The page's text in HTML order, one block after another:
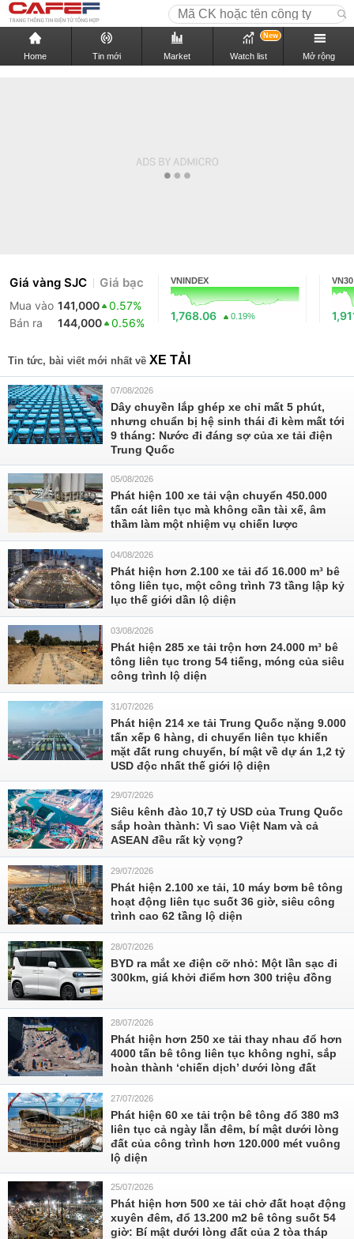
Home Tin mới Market Watch list
New
Mở rộng
Giá vàng SJC Giá bạc
Mua vào 141,000
0.57%
Bán ra
144,000 0.56%
VNINDEX
1,768.06 0.19%
VN30
Tin tức, bài viết mới nhất về XE TẢI
07/08/2026
Dây chuyền lắp ghép xe chỉ mất 5 phút,
nhưng chuẩn bị hệ sinh thái đi kèm mất tới
9 tháng: Nước đi đáng sợ của xe tải điện
Trung Quốc
05/08/2026
Phát hiện 100 xe tải vận chuyển 450.000
tấn cát liên tục mà không cần tài xế, âm
thầm làm một nhiệm vụ chiến lược
04/08/2026
Phát hiện hơn 2.100 xe tải đổ 16.000 m³ bê
tông liên tục, một công trình 73 tầng lập kỷ
lục thế giới dần lộ diện
03/08/2026
Phát hiện 285 xe tải trộn hơn 24.000 m³ bê
tông liên tục trong 54 tiếng, móng của siêu
công trình lộ diện
31/07/2026
Phát hiện 214 xe tải Trung Quốc nặng 9.000
tấn xếp 6 hàng, di chuyển liên tục khiến
mặt đất rung chuyển, bí mật về dự án 1,2 tỷ
USD độc nhất thế giới lộ diện
29/07/2026
Siêu kênh đào 10,7 tỷ USD của Trung Quốc
sắp hoàn thành: Vì sao Việt Nam và cả
ASEAN đều rất kỳ vọng?
29/07/2026
Phát hiện 2.100 xe tải, 10 máy bơm bê tông
hoạt động liên tục suốt 36 giờ, siêu công
trình cao 62 tầng lộ diện
28/07/2026
BYD ra mắt xe điện cỡ nhỏ: Một lần sạc đi
300km, giá khởi điểm hơn 300 triệu đồng
28/07/2026
Phát hiện hơn 250 xe tải thay nhau đổ hơn
4000 tấn bê tông liên tục không nghỉ, sắp
hoàn thành ‘chiến dịch’ dưới lòng đất
27/07/2026
Phát hiện 60 xe tải trộn bê tông đổ 380 m3
liên tục cả ngày lẫn đêm, bí mật dưới lòng
đất của công trình hơn 120.000 mét vuông
lộ diện
25/07/2026
Phát hiện hơn 500 xe tải chở đất hoạt động
xuyên đêm, đổ 13.200 m2 bê tông suốt 54
giờ: Bí mật dưới lòng đất của 2 tòa tháp